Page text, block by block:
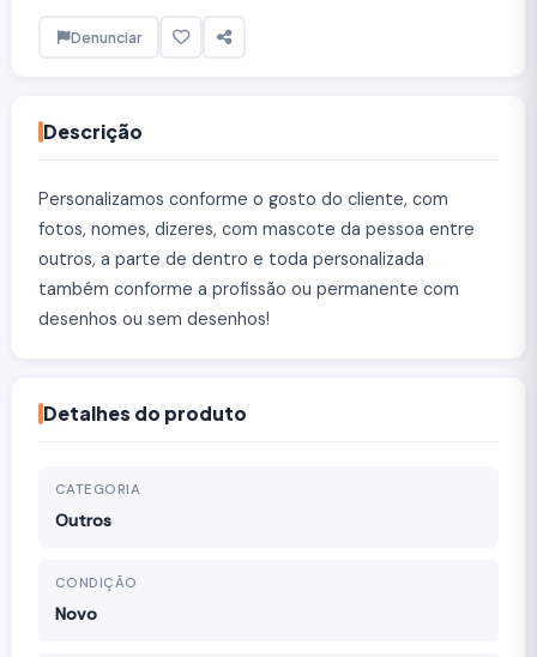
Denunciar
Descrição
Personalizamos conforme o gosto do cliente, com
fotos, nomes, dizeres, com mascote da pessoa entre
outros, a parte de dentro e toda personalizada
também conforme a profissão ou permanente com
desenhos ou sem desenhos!
Detalhes do produto
CATEGORIA
Outros
CONDIÇÃO
Novo